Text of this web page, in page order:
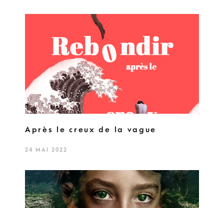
Après le creux de la vague
24 MAI 2022